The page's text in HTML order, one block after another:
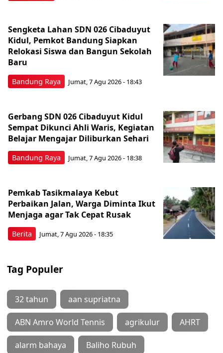
Bandung Raya
Sengketa Lahan SDN 026 Cibaduyut
Kidul, Pemkot Bandung Siapkan
Relokasi Siswa dan Bangun Sekolah
Baru
Jumat, 7 Agu 2026 - 18:43
Bandung Raya
Gerbang SDN 026 Cibaduyut Kidul
Sempat Dikunci Ahli Waris, Kegiatan
Belajar Mengajar Diliburkan Sehari
Jumat, 7 Agu 2026 - 18:38
Berita
Pemkab Tasikmalaya Kebut
Perbaikan Jalan, Warga Diminta Ikut
Menjaga agar Tak Cepat Rusak
Jumat, 7 Agu 2026 - 18:35
Tag Populer
32 tahun aan supriatna
ABN Amro World Tennis agrikulur AHRT
alarm bahaya Baliho Rubuh